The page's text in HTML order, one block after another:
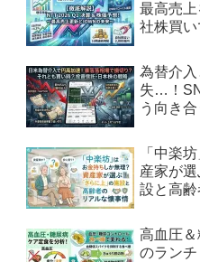
最高売
社株買
為替介
失…！
う向き
「中楽
産家が
設と高
高血圧
のラン